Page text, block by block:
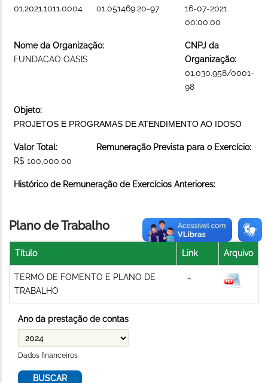
01.2021.1011.0004
01.051469.20-97
16-07-2021
00:00:00
Nome da Organização:
FUNDACAO OASIS
CNPJ da
Organização:
01.030.958/0001-
98
Objeto:
PROJETOS E PROGRAMAS DE ATENDIMENTO AO IDOSO
Valor Total:
R$ 100,000.00
Remuneração Prevista para o Exercício:
Histórico de Remuneração de Exercícios Anteriores:
Plano de Trabalho
Título Link Arquivo
TERMO DE FOMENTO E PLANO DE
TRABALHO
Ano da prestação de contas
Dados financeiros